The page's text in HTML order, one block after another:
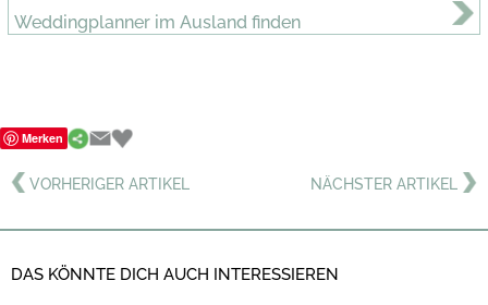
Weddingplanner im Ausland finden
Merken
VORHERIGER ARTIKEL NÄCHSTER ARTIKEL
DAS KÖNNTE DICH AUCH INTERESSIEREN